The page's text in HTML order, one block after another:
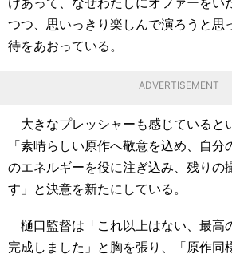
つつ、思いっきり楽しんで演ろうと思
待をあおっている。
ADVERTISEMENT
大きなプレッシャーも感じていると
「素晴らしい原作へ敬意を込め、自分
のエネルギーを役に注ぎ込み、残りの
す」と決意を新たにしている。
樋口監督は「これ以上はない、最高
完成しました」と胸を張り、「原作同